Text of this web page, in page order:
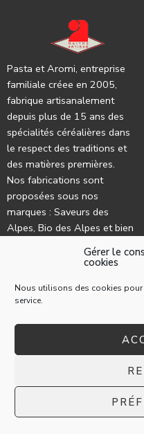
Gérer le
cookies
Nous utilisons des cookies
service.
Pasta et Aromi, entreprise
familiale créee en 2005,
fabrique artisanalement
depuis plus de 15 ans des
spécialités céréalières dans
le respect des traditions et
des matières premières.
Nos fabrications sont
proposées sous nos
marques : Saveurs des
Alpes, Bio des Alpes et bien
évidemment La Lune.
© 2022 La Pasta par l'
Conditions